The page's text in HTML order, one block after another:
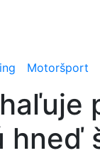
Motoršport
hneď